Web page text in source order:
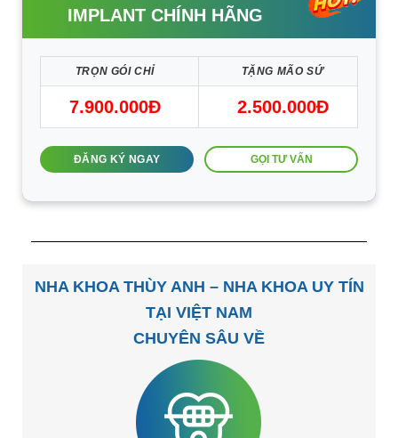
IMPLANT CHÍNH HÃNG
TRỌN GÓI CHỈ TẶNG MÃO SỨ
7.900.000Đ 2.500.000Đ
ĐĂNG KÝ NGAY GỌI TƯ VẤN
NHA KHOA THÙY ANH – NHA KHOA UY TÍN
TẠI VIỆT NAM
CHUYÊN SÂU VỀ